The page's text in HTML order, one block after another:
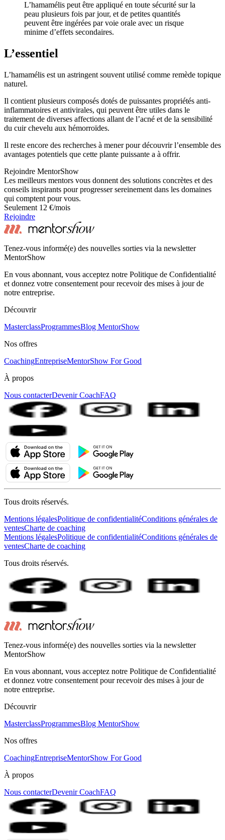
L’hamamélis peut être appliqué en toute sécurité sur la
peau plusieurs fois par jour, et de petites quantités
peuvent être ingérées par voie orale avec un risque
minime d’effets secondaires.
L’essentiel
L’hamamélis est un astringent souvent utilisé comme remède topique
naturel.
Il contient plusieurs composés dotés de puissantes propriétés anti-
inflammatoires et antivirales, qui peuvent être utiles dans le
traitement de diverses affections allant de l’acné et de la sensibilité
du cuir chevelu aux hémorroïdes.
Il reste encore des recherches à mener pour découvrir l’ensemble des
avantages potentiels que cette plante puissante a à offrir.
Rejoindre MentorShow
Les meilleurs mentors vous donnent des solutions concrètes et des
conseils inspirants pour progresser sereinement dans les domaines
qui comptent pour vous.
Seulement 12 €/mois
Rejoindre
Tenez-vous informé(e) des nouvelles sorties via la newsletter
MentorShow
En vous abonnant, vous acceptez notre Politique de Confidentialité
et donnez votre consentement pour recevoir des mises à jour de
notre entreprise.
Découvrir
MasterclassProgrammesBlog MentorShow
Nos offres
CoachingEntrepriseMentorShow For Good
À propos
Nous contacterDevenir CoachFAQ
Tous droits réservés.
Mentions légalesPolitique de confidentialitéConditions générales de
ventesCharte de coaching
Mentions légalesPolitique de confidentialitéConditions générales de
ventesCharte de coaching
Tous droits réservés.
Tenez-vous informé(e) des nouvelles sorties via la newsletter
MentorShow
En vous abonnant, vous acceptez notre Politique de Confidentialité
et donnez votre consentement pour recevoir des mises à jour de
notre entreprise.
Découvrir
MasterclassProgrammesBlog MentorShow
Nos offres
CoachingEntrepriseMentorShow For Good
À propos
Nous contacterDevenir CoachFAQ